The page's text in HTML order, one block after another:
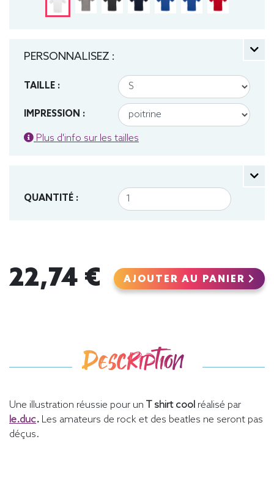
PERSONNALISEZ :
TAILLE :
IMPRESSION :
Plus d'info sur les tailles
QUANTITÉ :
22,74 € AJOUTER AU PANIER
Description
Une illustration réussie pour un T shirt cool réalisé par
le.duc. Les amateurs de rock et des beatles ne seront pas
déçus.